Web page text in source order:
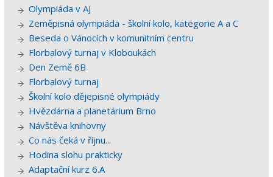
Olympiáda v AJ
Zeměpisná olympiáda - školní kolo, kategorie A a C
Beseda o Vánocích v komunitním centru
Florbalový turnaj v Kloboukách
Den Země 6B
Florbalový turnaj
Školní kolo dějepisné olympiády
Hvězdárna a planetárium Brno
Návštěva knihovny
Co nás čeká v říjnu...
Hodina slohu prakticky
Adaptační kurz 6.A